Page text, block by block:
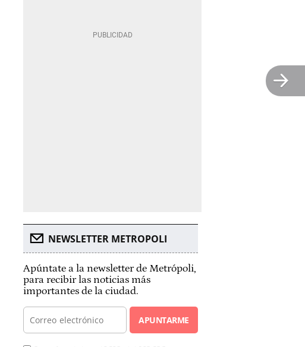
NEWSLETTER METROPOLI
Apúntate a la newsletter de Metrópoli,
para recibir las noticias más
importantes de la ciudad.
APUNTARME